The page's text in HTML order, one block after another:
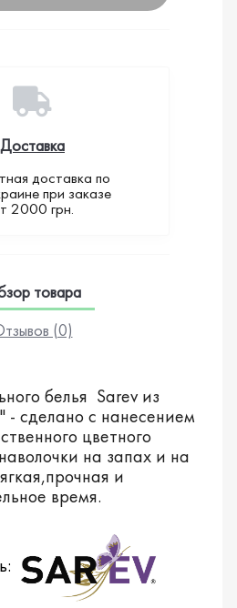
Доставка
доставка по
при заказе
2000 грн.
товара
(0)
белья Sarev из
- сделано с нанесением
цветного
на запах и на
и
время.